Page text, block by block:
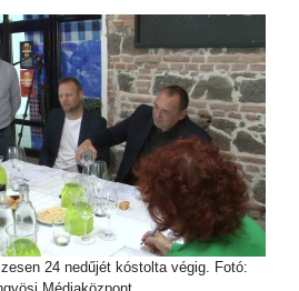
24 nedűjét kóstolta végig. Fotó: